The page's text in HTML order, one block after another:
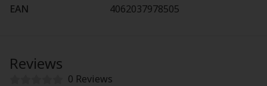
EAN 4062037978505
Reviews
0 Reviews